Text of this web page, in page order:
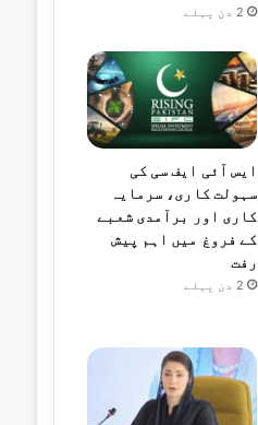
2 دن پہلے
ایس آئی ایف سی کی
سہولت کاری، سرمایہ
کاری اور برآمدی شعبے
کے فروغ میں اہم پیش
رفت
2 دن پہلے